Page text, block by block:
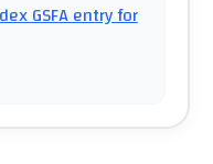
GSFA entry for